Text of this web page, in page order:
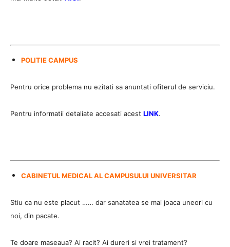
POLITIE CAMPUS
Pentru orice problema nu ezitati sa anuntati ofiterul de serviciu.
Pentru informatii detaliate accesati acest LINK.
CABINETUL MEDICAL AL CAMPUSULUI UNIVERSITAR
Stiu ca nu este placut …… dar sanatatea se mai joaca uneori cu
noi, din pacate.
Te doare maseaua? Ai racit? Ai dureri si vrei tratament?